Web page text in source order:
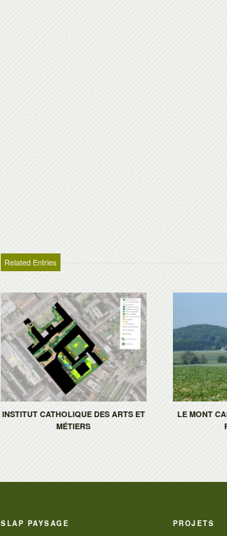
Related Entries
INSTITUT CATHOLIQUE DES ARTS ET
MÉTIERS
LE MONT
SLAP PAYSAGE PROJETS